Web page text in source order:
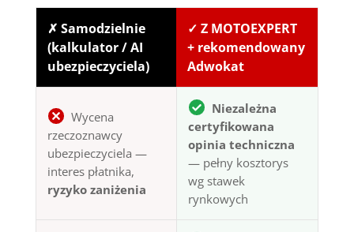
✗ Samodzielnie
(kalkulator / AI
ubezpieczyciela)
✓ Z MOTOEXPERT
+ rekomendowany
Adwokat
Wycena
rzeczoznawcy
ubezpieczyciela —
interes płatnika,
ryzyko zaniżenia
Niezależna
certyfikowana
opinia techniczna
— pełny kosztorys
wg stawek
rynkowych